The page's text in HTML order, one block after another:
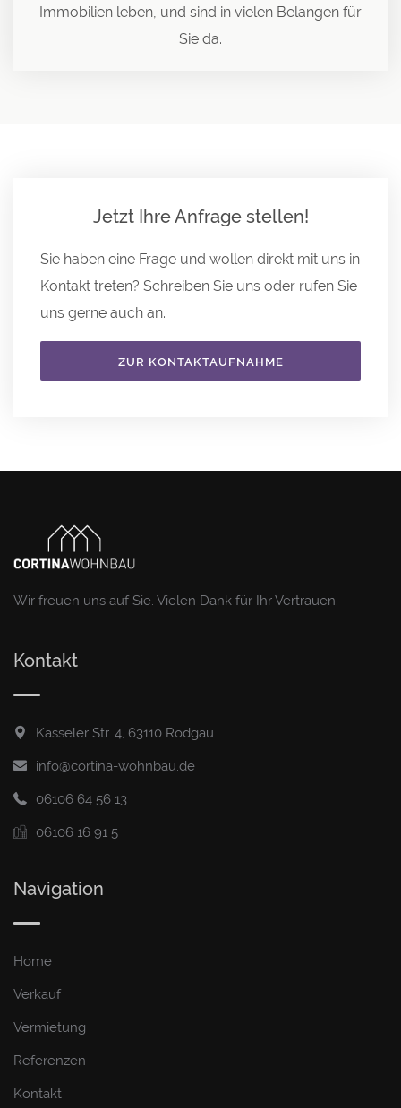
Immobilien leben, und sind in vielen Belangen für
Sie da.
Jetzt Ihre Anfrage stellen!
Sie haben eine Frage und wollen direkt mit uns in
Kontakt treten? Schreiben Sie uns oder rufen Sie
uns gerne auch an.
ZUR KONTAKTAUFNAHME
Wir freuen uns auf Sie. Vielen Dank für Ihr Vertrauen.
Kontakt
Kasseler Str. 4, 63110 Rodgau
info@cortina-wohnbau.de
06106 64 56 13
06106 16 91 5
Navigation
Home
Verkauf
Vermietung
Referenzen
Kontakt